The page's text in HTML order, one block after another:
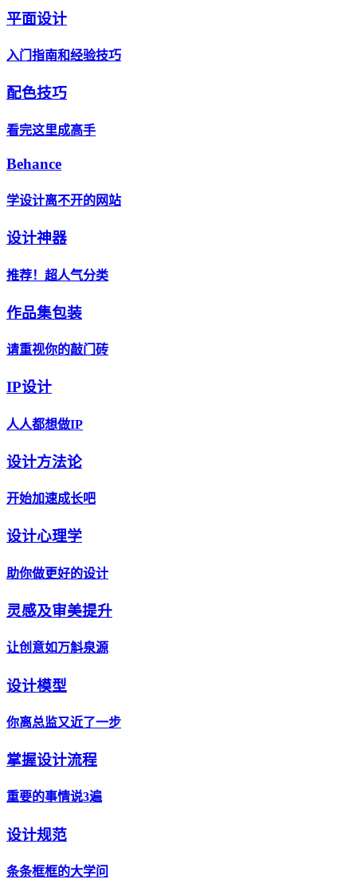
平面设计
入门指南和经验技巧
配色技巧
看完这里成高手
Behance
学设计离不开的网站
设计神器
推荐！超人气分类
作品集包装
请重视你的敲门砖
IP设计
人人都想做IP
设计方法论
开始加速成长吧
设计心理学
助你做更好的设计
灵感及审美提升
让创意如万斛泉源
设计模型
你离总监又近了一步
掌握设计流程
重要的事情说3遍
设计规范
条条框框的大学问